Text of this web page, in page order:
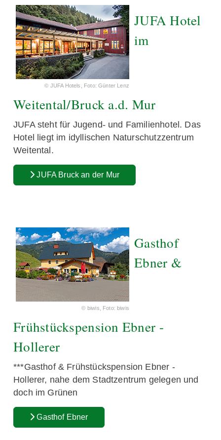
© JUFA Hotels, Foto: Günter Lenz
JUFA Hotel
im
Weitental/Bruck a.d. Mur
JUFA steht für Jugend- und Familienhotel. Das
Hotel liegt im idyllischen Naturschutzzentrum
Weitental.
JUFA Bruck an der Mur
© biwis, Foto: biwis
Gasthof
Ebner &
Frühstückspension Ebner -
Hollerer
***Gasthof & Frühstückspension Ebner -
Hollerer, nahe dem Stadtzentrum gelegen und
doch im Grünen
Gasthof Ebner